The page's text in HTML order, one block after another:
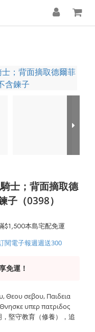
士；背面摘取德
子（0398）
$1,500本島宅配免運
閱電子報週週送300
免運！
Θεου σεβου, Παιδεια
υπερ πατριδος
，堅守教育（修養），追